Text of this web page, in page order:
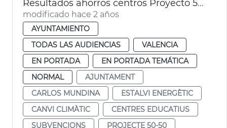
Resultados ahorros centros Proyecto 50-50 curso 2022-23
modificado hace 2 años
AYUNTAMIENTO
TODAS LAS AUDIENCIAS
VALENCIA
EN PORTADA
EN PORTADA TEMÁTICA
NORMAL
AJUNTAMENT
CARLOS MUNDINA
ESTALVI ENERGÈTIC
CANVI CLIMÀTIC
CENTRES EDUCATIUS
SUBVENCIONS
PROJECTE 50-50